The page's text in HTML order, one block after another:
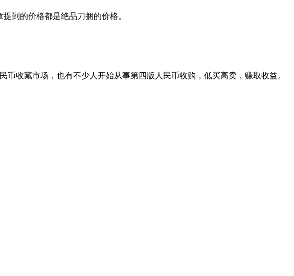
的价格都是绝品刀捆的价格。
收藏市场，也有不少人开始从事第四版人民币收购，低买高卖，赚取收益。